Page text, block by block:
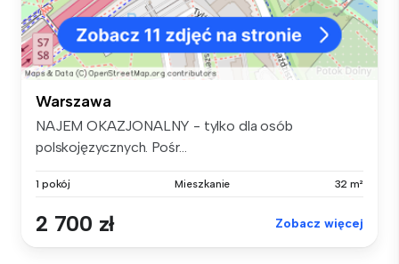
Warszawa
NAJEM OKAZJONALNY - tylko dla osób
polskojęzycznych. Pośr...
1 pokój Mieszkanie 32 m²
2 700 zł Zobacz więcej